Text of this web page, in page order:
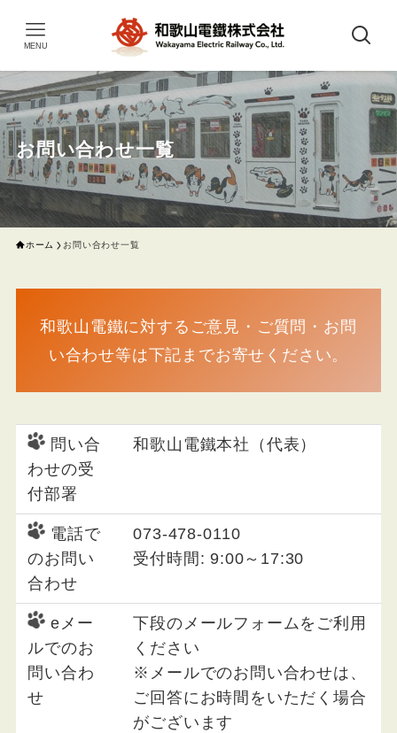
MENU
お問い合わせ一覧
ホーム お問い合わせ一覧
和歌山電鐵に対するご意見・ご質問・お問
い合わせ等は下記までお寄せください。
問い合
わせの受
付部署
和歌山電鐵本社（代表）
電話で
のお問い
合わせ
073-478-0110
受付時間: 9:00～17:30
eメー
ルでのお
問い合わ
せ
下段のメールフォームをご利用
ください
※メールでのお問い合わせは、
ご回答にお時間をいただく場合
がございます